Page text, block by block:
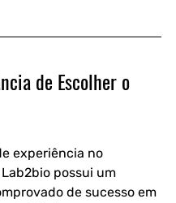
de Escolher o
experiência no
possui um
de sucesso em